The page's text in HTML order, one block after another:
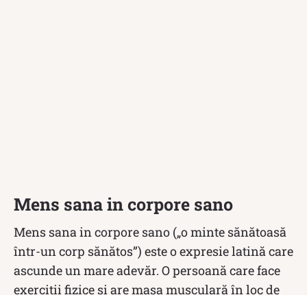
Mens sana in corpore sano
Mens sana in corpore sano („o minte sănătoasă
într-un corp sănătos”) este o expresie latină care
ascunde un mare adevăr. O persoană care face
exerciții fizice și are masa musculară în loc de